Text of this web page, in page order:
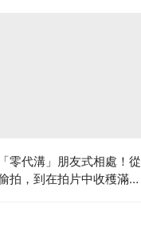
零代溝」朋友式相處！從
拍，到在拍片中收穫滿足